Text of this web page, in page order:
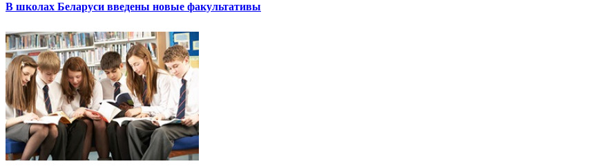
В школах Беларуси введены новые факультативы